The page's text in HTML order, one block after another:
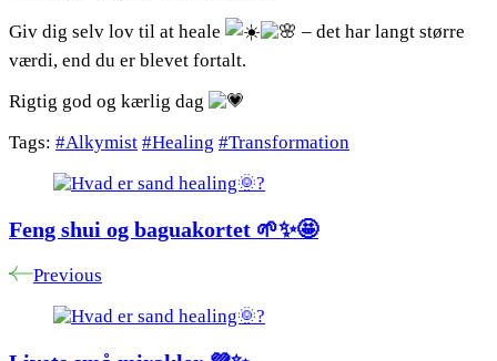
Giv dig selv lov til at heale
– det har langt større
værdi, end du er blevet fortalt.
Rigtig god og kærlig dag
Tags: #Alkymist #Healing #Transformation
Post
Navigation
Feng shui og baguakortet 🌱✨🤩
Previous